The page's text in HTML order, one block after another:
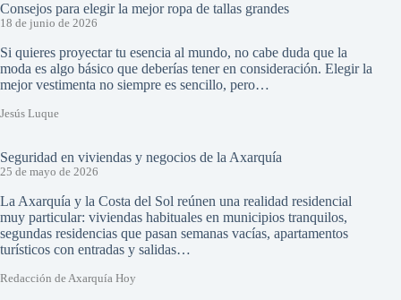
Consejos para elegir la mejor ropa de tallas grandes
18 de junio de 2026
Si quieres proyectar tu esencia al mundo, no cabe duda que la
moda es algo básico que deberías tener en consideración. Elegir la
mejor vestimenta no siempre es sencillo, pero…
Jesús Luque
Seguridad en viviendas y negocios de la Axarquía
25 de mayo de 2026
La Axarquía y la Costa del Sol reúnen una realidad residencial
muy particular: viviendas habituales en municipios tranquilos,
segundas residencias que pasan semanas vacías, apartamentos
turísticos con entradas y salidas…
Redacción de Axarquía Hoy